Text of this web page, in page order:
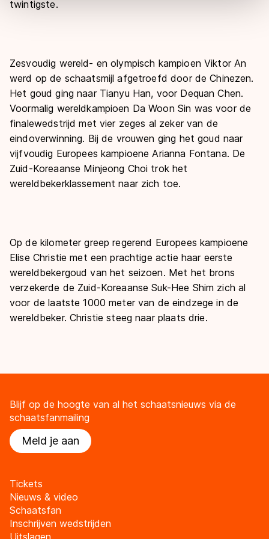
overdracht. Meer informatie vindt u in ons
twintigste.
Zesvoudig wereld- en olympisch kampioen Viktor An
werd op de schaatsmijl afgetroefd door de Chinezen.
Het goud ging naar Tianyu Han, voor Dequan Chen.
Voormalig wereldkampioen Da Woon Sin was voor de
finalewedstrijd met vier zeges al zeker van de
eindoverwinning. Bij de vrouwen ging het goud naar
vijfvoudig Europees kampioene Arianna Fontana. De
Zuid-Koreaanse Minjeong Choi trok het
wereldbekerklassement naar zich toe.
Op de kilometer greep regerend Europees kampioene
Elise Christie met een prachtige actie haar eerste
wereldbekergoud van het seizoen. Met het brons
verzekerde de Zuid-Koreaanse Suk-Hee Shim zich al
voor de laatste 1000 meter van de eindzege in de
wereldbeker. Christie steeg naar plaats drie.
Blijf op de hoogte van al het schaatsnieuws via de
schaatsfanmailing
Meld je aan
Tickets
Nieuws & video
Schaatsfan
Inschrijven wedstrijden
Uitslagen